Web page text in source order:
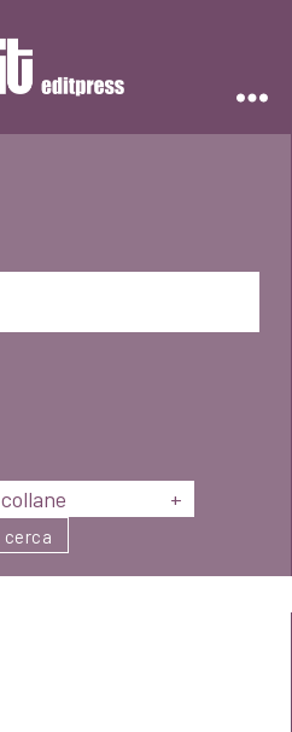
collane
+
cerca